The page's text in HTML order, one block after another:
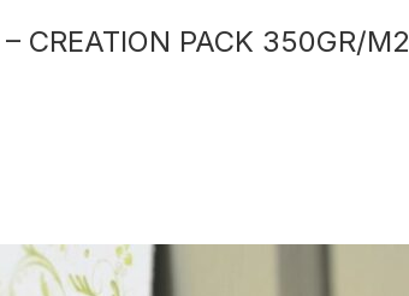
CREATION PACK 350GR/M2